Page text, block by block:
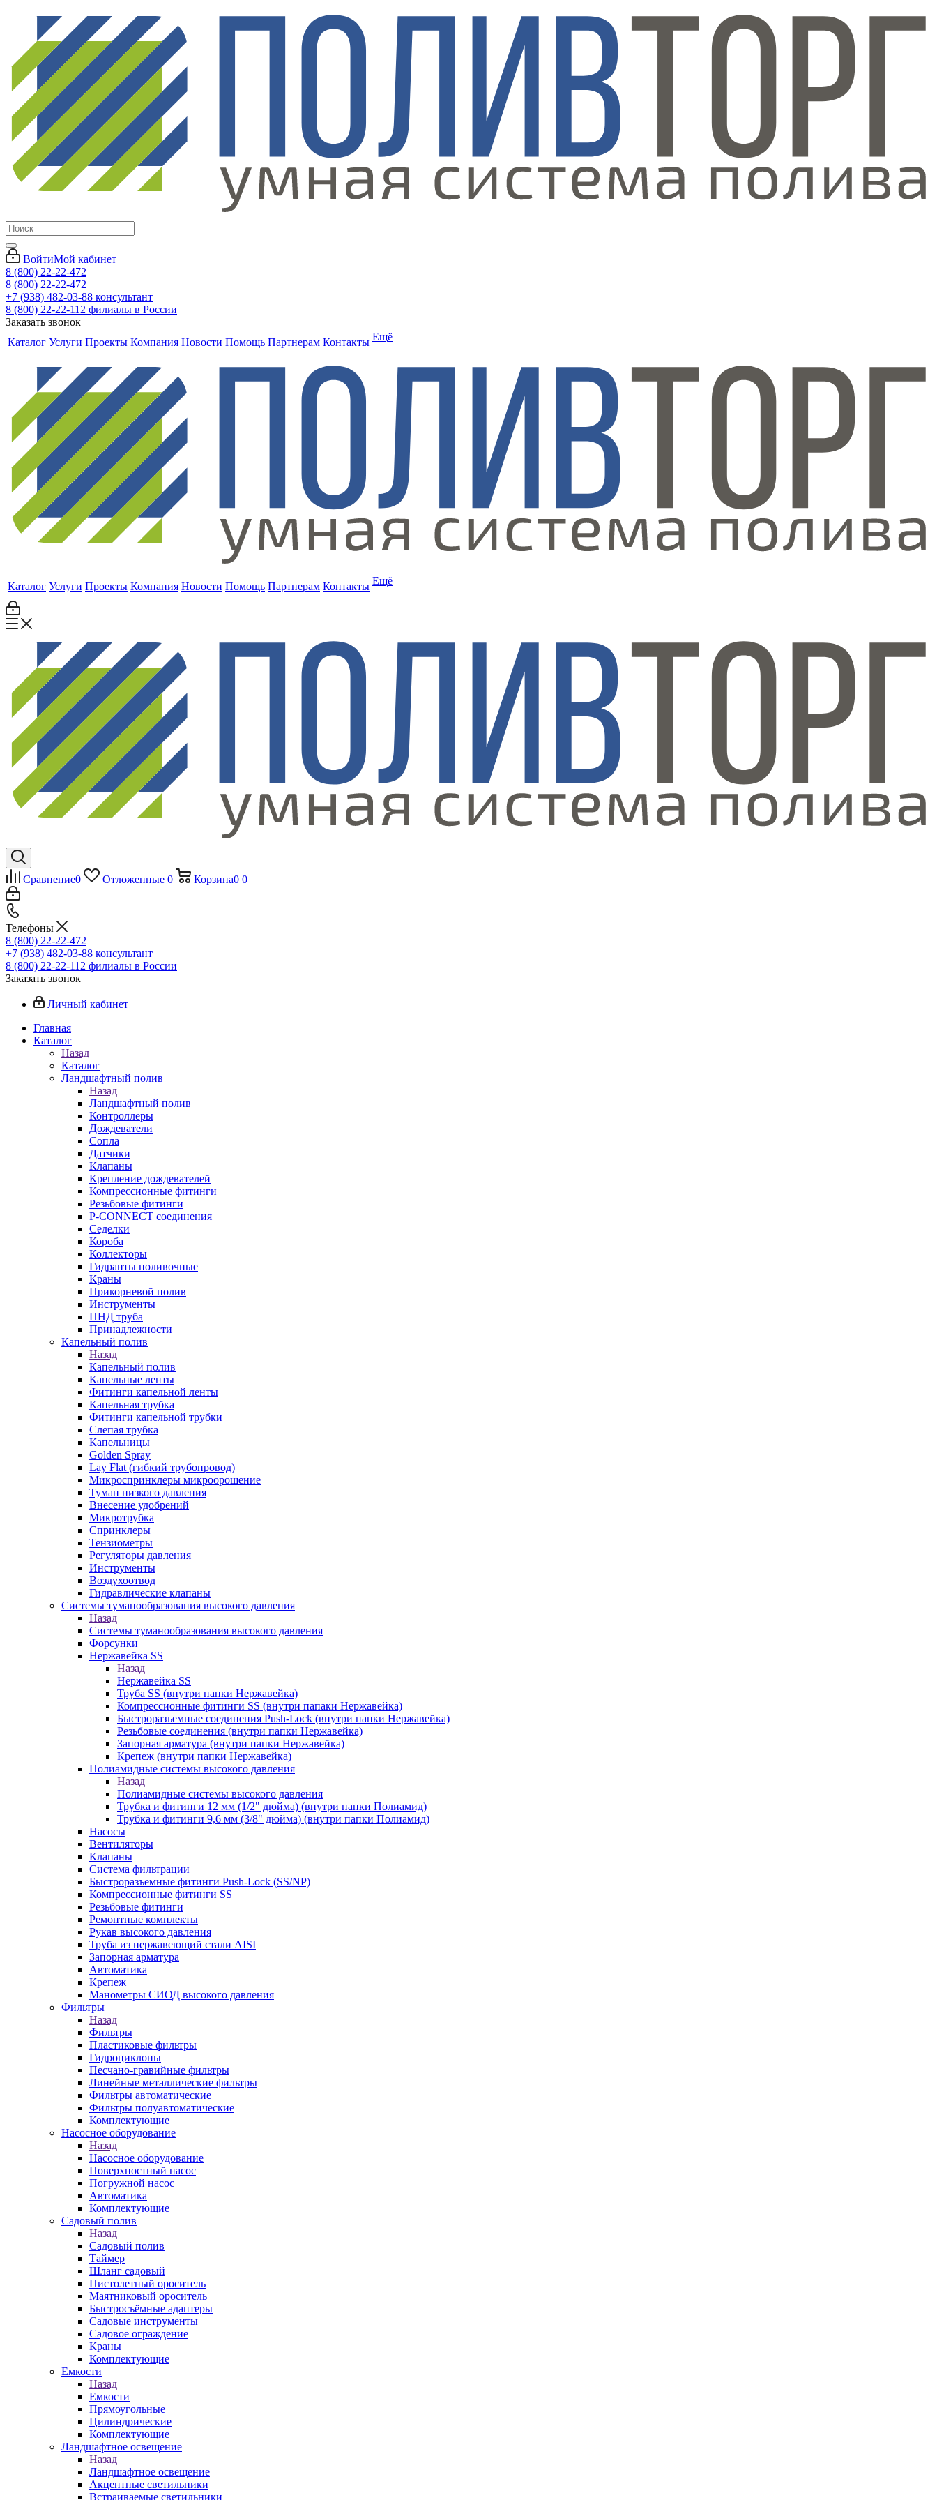
ВойтиМой кабинет
8 (800) 22-22-472
8 (800) 22-22-472
+7 (938) 482-03-88 консультант
8 (800) 22-22-112 филиалы в России
Заказать звонок
Каталог Услуги Проекты Компания Новости Помощь Партнерам Контакты Ещё
Каталог Услуги Проекты Компания Новости Помощь Партнерам Контакты Ещё
Сравнение0 Отложенные 0 Корзина0 0
Телефоны
8 (800) 22-22-472
+7 (938) 482-03-88 консультант
8 (800) 22-22-112 филиалы в России
Заказать звонок
Личный кабинет
Главная
Каталог
Назад
Каталог
Ландшафтный полив
Назад
Ландшафтный полив
Контроллеры
Дождеватели
Сопла
Датчики
Клапаны
Крепление дождевателей
Компрессионные фитинги
Резьбовые фитинги
P-CONNECT соединения
Седелки
Короба
Коллекторы
Гидранты поливочные
Краны
Прикорневой полив
Инструменты
ПНД труба
Принадлежности
Капельный полив
Назад
Капельный полив
Капельные ленты
Фитинги капельной ленты
Капельная трубка
Фитинги капельной трубки
Слепая трубка
Капельницы
Golden Spray
Lay Flat (гибкий трубопровод)
Микроспринклеры микроорошение
Туман низкого давления
Внесение удобрений
Микротрубка
Спринклеры
Тензиометры
Регуляторы давления
Инструменты
Воздухоотвод
Гидравлические клапаны
Системы туманообразования высокого давления
Назад
Системы туманообразования высокого давления
Форсунки
Нержавейка SS
Назад
Нержавейка SS
Труба SS (внутри папки Нержавейка)
Компрессионные фитинги SS (внутри папаки Нержавейка)
Быстроразъемные соединения Push-Lock (внутри папки Нержавейка)
Резьбовые соединения (внутри папки Нержавейка)
Запорная арматура (внутри папки Нержавейка)
Крепеж (внутри папки Нержавейка)
Полиамидные системы высокого давления
Назад
Полиамидные системы высокого давления
Трубка и фитинги 12 мм (1/2" дюйма) (внутри папки Полиамид)
Трубка и фитинги 9,6 мм (3/8" дюйма) (внутри папки Полиамид)
Насосы
Вентиляторы
Клапаны
Система фильтрации
Быстроразъемные фитинги Push-Lock (SS/NP)
Компрессионные фитинги SS
Резьбовые фитинги
Ремонтные комплекты
Рукав высокого давления
Труба из нержавеющий стали AISI
Запорная арматура
Автоматика
Крепеж
Манометры СИОД высокого давления
Фильтры
Назад
Фильтры
Пластиковые фильтры
Гидроциклоны
Песчано-гравийные фильтры
Линейные металлические фильтры
Фильтры автоматические
Фильтры полуавтоматические
Комплектующие
Насосное оборудование
Назад
Насосное оборудование
Поверхностный насос
Погружной насос
Автоматика
Комплектующие
Садовый полив
Назад
Садовый полив
Таймер
Шланг садовый
Пистолетный ороситель
Маятниковый ороситель
Быстросъёмные адаптеры
Садовые инструменты
Садовое ограждение
Краны
Комплектующие
Емкости
Назад
Емкости
Прямоугольные
Цилиндрические
Комплектующие
Ландшафтное освещение
Назад
Ландшафтное освещение
Акцентные светильники
Встраиваемые светильники